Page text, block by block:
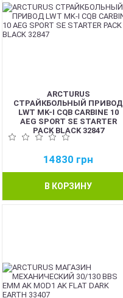
ARCTURUS
СТРАЙКБОЛЬНЫЙ ПРИВОД
LWT MK-I CQB CARBINE 10
AEG SPORT SE STARTER
PACK BLACK 32847
14830 грн
В КОРЗИНУ